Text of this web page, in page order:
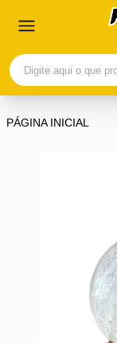
PÁGINA INICIAL